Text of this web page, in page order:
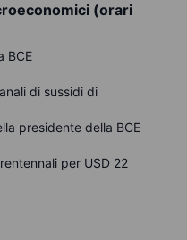
(orari
BCE
di sussidi di
presidente della BCE
per USD 22